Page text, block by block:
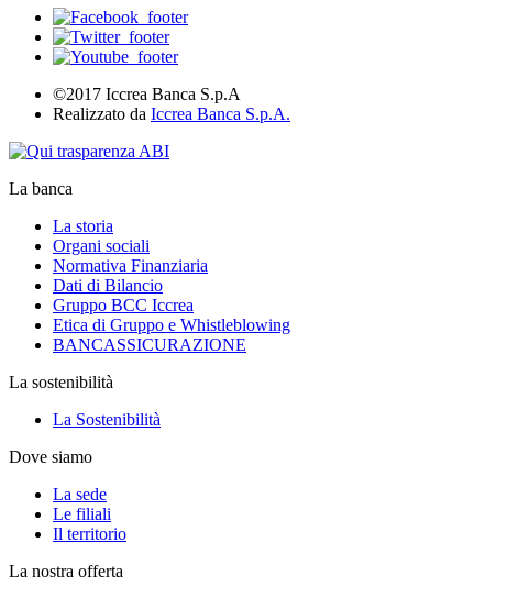
©2017 Iccrea Banca S.p.A
Realizzato da Iccrea Banca S.p.A.
La banca
La storia
Organi sociali
Normativa Finanziaria
Dati di Bilancio
Gruppo BCC Iccrea
Etica di Gruppo e Whistleblowing
BANCASSICURAZIONE
La sostenibilità
La Sostenibilità
Dove siamo
La sede
Le filiali
Il territorio
La nostra offerta